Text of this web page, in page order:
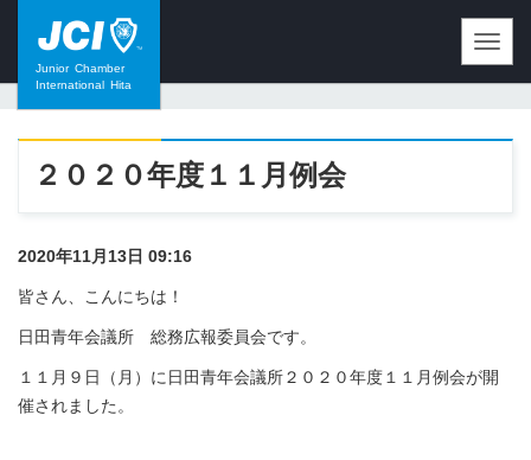
Junior Chamber
International Hita
２０２０年度１１月例会
2020年11月13日 09:16
皆さん、こんにちは！
日田青年会議所 総務広報委員会です。
１１月９日（月）に日田青年会議所２０２０年度１１月例会が開
催されました。